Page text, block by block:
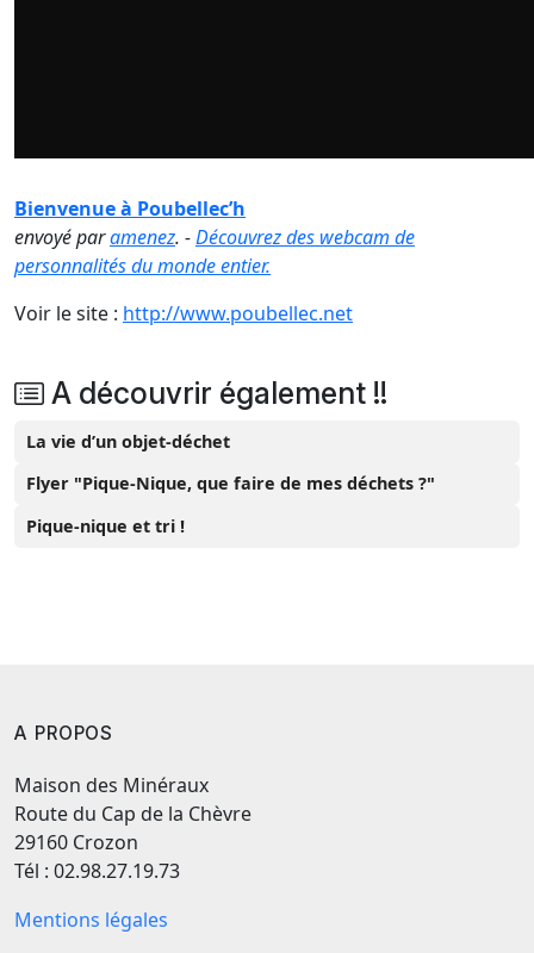
Bienvenue à Poubellec’h
envoyé paramenez. -Découvrez des webcam de
personnalités du monde entier.
Voir le site : http://www.poubellec.net
A découvrir également !!
La vie d’un objet-déchet
Flyer "Pique-Nique, que faire de mes déchets ?"
Pique-nique et tri !
A PROPOS
Maison des Minéraux
Route du Cap de la Chèvre
29160 Crozon
Tél : 02.98.27.19.73
Mentions légales